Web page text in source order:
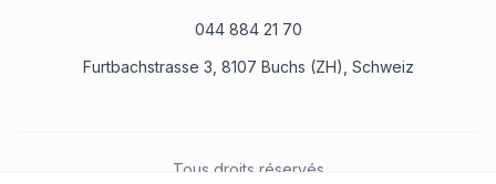
044 884 21 70
Furtbachstrasse 3, 8107 Buchs (ZH), Schweiz
Tous droits réservés